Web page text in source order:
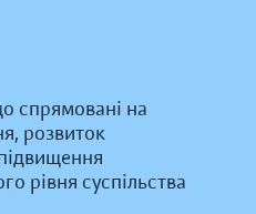
спрямовані на
розвиток
рівня суспільства